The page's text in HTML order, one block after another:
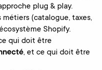
plug & play.
(catalogue, taxes,
Shopify.
qui doit être
, et ce qui doit être